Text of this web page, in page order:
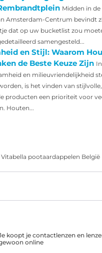
Midden in
Amsterdam-Centrum bevindt
dat op uw bucketlist zou
samengesteld...
en Stijl: Waarom
de Beste Keuze Zijn
en milieuvriendelijkheid
is het vinden van
producten een prioriteit voor
Houten...
Vitabella pootaardappelen België
koopt je contactlenzen en
online